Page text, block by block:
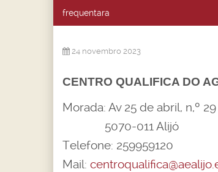
frequentara
24 novembro 2023
CENTRO QUALIFICA DO
Morada: Av 25 de abril, n,º 29
5070-011 Alijó
Telefone: 259959120
Mail: